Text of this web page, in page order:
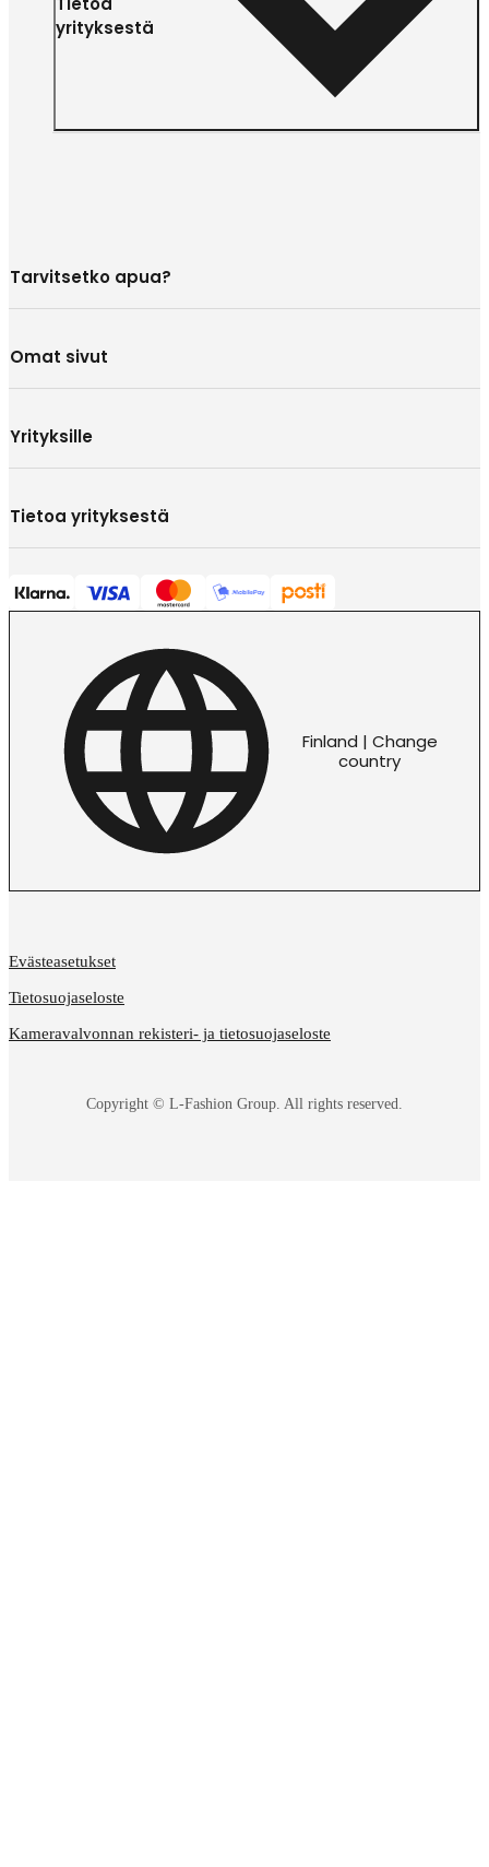
yrityksestä
Tarvitsetko apua?
Omat sivut
Yrityksille
Tietoa yrityksestä
Finland | Change
country
Copyright © L-Fashion Group. All rights reserved.
Evästeasetukset
Tietosuojaseloste
Kameravalvonnan rekisteri- ja tietosuojaseloste